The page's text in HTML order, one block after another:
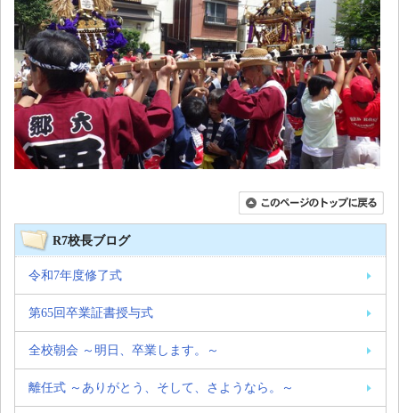
R7校長ブログ
令和7年度修了式
第65回卒業証書授与式
全校朝会 ～明日、卒業します。～
離任式 ～ありがとう、そして、さようなら。～